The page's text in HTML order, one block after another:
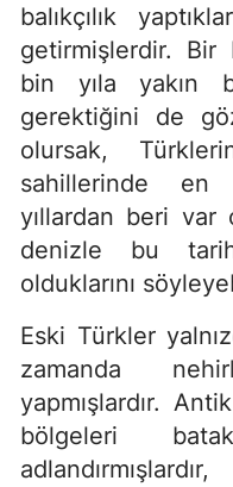
balıkçılık
getirmişlerdir.
bin yıla yakın
gerektiğini de
olursak,
sahillerinde en
yıllardan beri var
denizle bu
olduklarını
Eski Türkler
zamanda
yapmışlardır.
bölgeleri